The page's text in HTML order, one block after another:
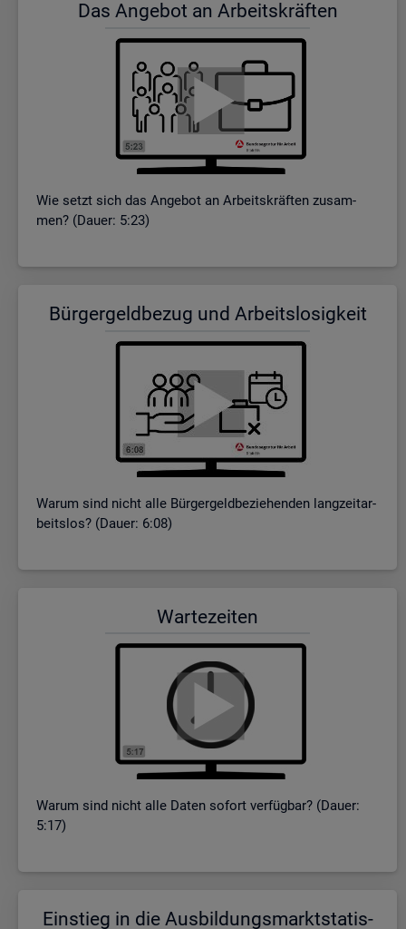
Das An­ge­bot an Ar­beits­kräf­ten
Wie setzt sich das An­ge­bot an Ar­beits­kräf­ten zu­sam­
men? (Dauer: 5:23)
Bür­ger­geld­be­zug und Ar­beits­lo­sig­keit
Warum sind nicht alle Bür­ger­geld­be­zie­hen­den lang­zeit­ar­
beits­los? (Dauer: 6:08)
War­te­zei­ten
Warum sind nicht alle Daten so­fort ver­füg­bar? (Dauer:
5:17)
Ein­stieg in die Aus­bil­dungs­markt­sta­tis­